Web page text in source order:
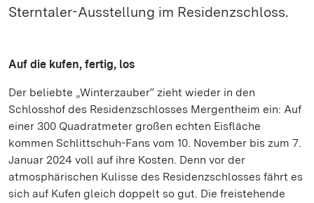
Sterntaler-Ausstellung im Residenzschloss.
Auf die kufen, fertig, los
Der beliebte „Winterzauber“ zieht wieder in den
Schlosshof des Residenzschlosses Mergentheim ein: Auf
einer 300 Quadratmeter großen echten Eisfläche
kommen Schlittschuh-Fans vom 10. November bis zum 7.
Januar 2024 voll auf ihre Kosten. Denn vor der
atmosphärischen Kulisse des Residenzschlosses fährt es
sich auf Kufen gleich doppelt so gut. Die freistehende